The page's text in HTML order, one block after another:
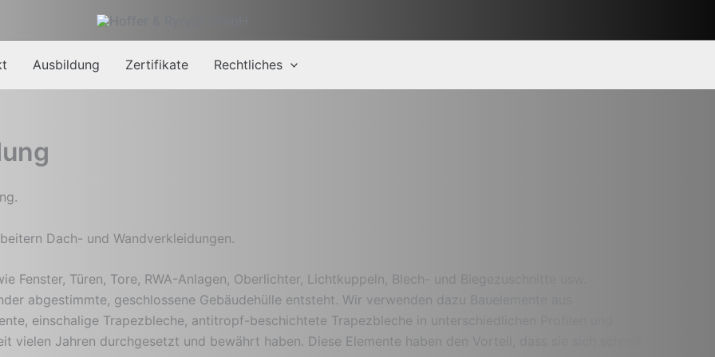
Ausbildung Zertifikate Rechtliches
Dach- und Wandverkleidungen.
Fenster, Türen, Tore, RWA-Anlagen, Oberlichter, Lichtkuppeln, Blech- und Biegezuschnitte usw.
abgestimmte, geschlossene Gebäudehülle entsteht. Wir verwenden dazu Bauelemente aus
einschalige Trapezbleche, antitropf-beschichtete Trapezbleche in unterschiedlichen Profilen und
vielen Jahren durchgesetzt und bewährt haben. Diese Elemente haben den Vorteil, dass sie sich schnell